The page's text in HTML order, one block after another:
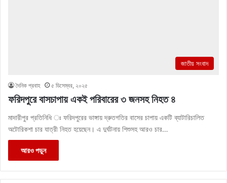
জাতীয় সংবাদ
দৈনিক প্রবাহ ৫ ডিসেম্বর, ২০২৫
ফরিদপুরে বাসচাপায় একই পরিবারের ৩ জনসহ নিহত ৪
মাদারীপুর প্রতিনিধি ঃ ফরিদপুরের ভাঙ্গায় দ্রুতগতির বাসের চাপায় একটি ব্যাটারিচালিত
অটোরিকশা চার যাত্রী নিহত হয়েছেন। এ দুর্ঘটনায় শিশুসহ আরও চার…
আরও পড়ুন